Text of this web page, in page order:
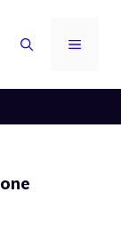
MENU